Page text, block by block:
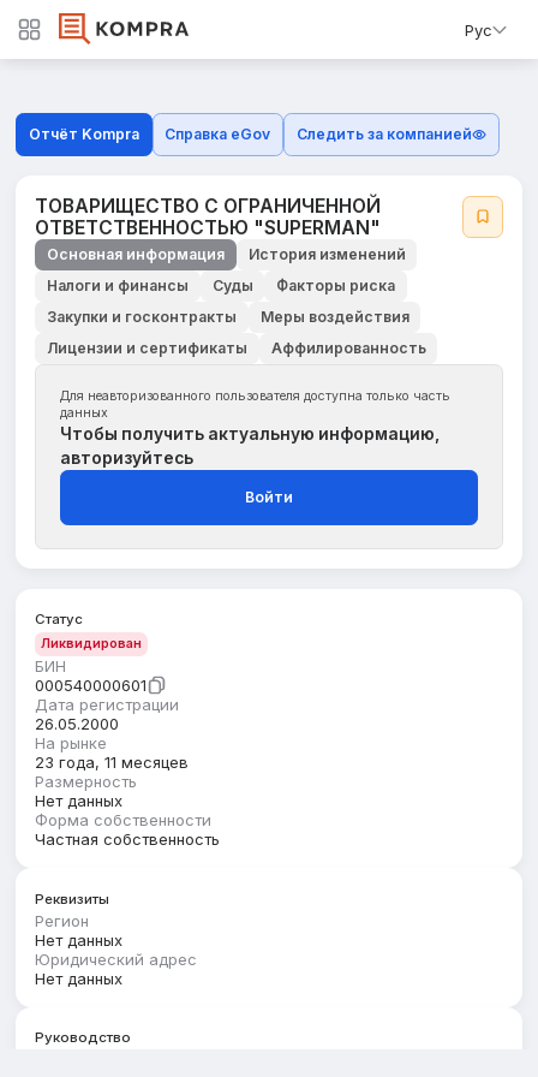
Рус
Отчёт Kompra Справка eGov Следить за компанией
ТОВАРИЩЕСТВО С ОГРАНИЧЕННОЙ
ОТВЕТСТВЕННОСТЬЮ "SUPERMAN"
Основная информация
История изменений
Налоги и финансы
Суды
Факторы риска
Закупки и госконтракты
Меры воздействия
Лицензии и сертификаты
Аффилированность
Для неавторизованного пользователя доступна только часть
данных
Чтобы получить актуальную информацию,
авторизуйтесь
Войти
Статус
Ликвидирован
БИН
000540000601
Дата регистрации
26.05.2000
На рынке
23 года, 11 месяцев
Размерность
Нет данных
Форма собственности
Частная собственность
Реквизиты
Регион
Нет данных
Юридический адрес
Нет данных
Руководство